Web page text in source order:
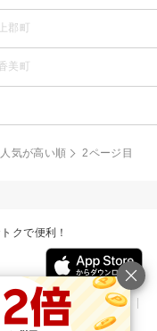
郡町
美町
人気が高い順 2ページ目
クで便利！
リリース情報
利用規約